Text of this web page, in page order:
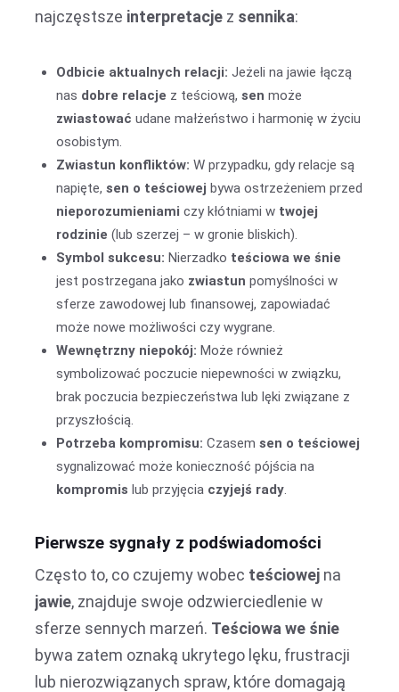
najczęstsze interpretacje z sennika:
Odbicie aktualnych relacji: Jeżeli na jawie łączą
nas dobre relacje z teściową, sen może
zwiastować udane małżeństwo i harmonię w życiu
osobistym.
Zwiastun konfliktów: W przypadku, gdy relacje są
napięte, sen o teściowej bywa ostrzeżeniem przed
nieporozumieniami czy kłótniami w twojej
rodzinie (lub szerzej – w gronie bliskich).
Symbol sukcesu: Nierzadko teściowa we śnie
jest postrzegana jako zwiastun pomyślności w
sferze zawodowej lub finansowej, zapowiadać
może nowe możliwości czy wygrane.
Wewnętrzny niepokój: Może również
symbolizować poczucie niepewności w związku,
brak poczucia bezpieczeństwa lub lęki związane z
przyszłością.
Potrzeba kompromisu: Czasem sen o teściowej
sygnalizować może konieczność pójścia na
kompromis lub przyjęcia czyjejś rady.
Pierwsze sygnały z podświadomości
Często to, co czujemy wobec teściowej na
jawie, znajduje swoje odzwierciedlenie w
sferze sennych marzeń. Teściowa we śnie
bywa zatem oznaką ukrytego lęku, frustracji
lub nierozwiązanych spraw, które domagają